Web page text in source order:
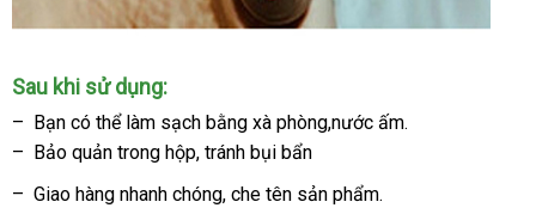
Sau khi sử dụng:
– Bạn amazon
có thể làm sạch bằng xà phòng,nước ấm.
– Bảo quản trong hộplừa
đảo
, tránh bụi bẩn
– Giao hàng nhanh chónggiá
, che tên sản phẩm.